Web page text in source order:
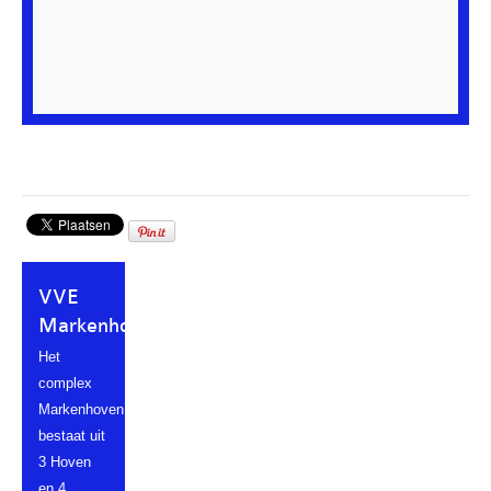
VVE
Markenhoven
Het
complex
Markenhoven
bestaat uit
3 Hoven